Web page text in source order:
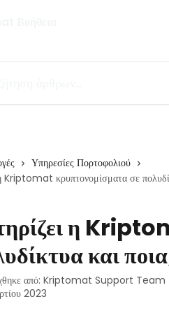
Υπηρεσίες Πορτοφολιού
Kriptomat κρυπτονομίσματα σε
η
και
από: Kriptomat Support Team
2023